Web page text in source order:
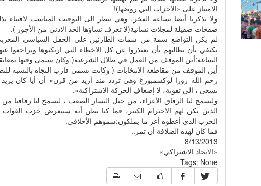
الامتياز على «الاحزاب التي روضها)!
ولا تذكرنا أيضا بساعة الفخر، وهي تنظر الى التوقيت المناسب لاقتناء
صفحات صقيلة لمجلات نسائية(لا تعرف نساؤها الحد الادنى من الأجور ).
لم يكن التواضع سمة من سمات الطارئين على الحقل السياسي
نكتفي بأن نطالبهم بأن يعتذروا عن كل الاخطاء التي ارتكبوها وتراجعوا
الساعة:أين الموقف من العمل في ظلال الشرعية( وكان يسمى وقتها
أين الموقف من مقاطعة الانتخابات ( وكانت تسمى قارب النجاة بالنسبة
رحم الله روزا لوكسمبورغ وهي تردد منذ أزيد من قرن« أن أيا كان
يسعى ، الى تقوية، لا إضعاف الحركة الاشتراكية».
وليسمح لنا الرفاق الأعزاء، من جيل اليسار الصعب ، ليسمح لنا رفاقنا
الذين نكن لهم الاحترام الكبير، فما كنا نظن أنه سيتعرض حزب القوات
الحزب الذي أعطوه أعز ما يملكون:سموهم الأخلاقي.
فما كان لهذه الصلافة أن تمر..
8/13/2013
«الاتحاد الاشتراكي»
Tags: None